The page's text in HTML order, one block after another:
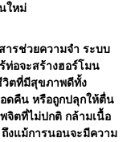
ใหม่
ารช่วยความจำ ระบบ
ท่อจะสร้างฮอร์โมน
วิตที่มีสุขภาพดีทั้ง
ดคืน หรือถูกปลุกให้ตื่น
จิตที่ไม่ปกติ กล้ามเนื้อ
ถึงแม้การนอนจะมีความ